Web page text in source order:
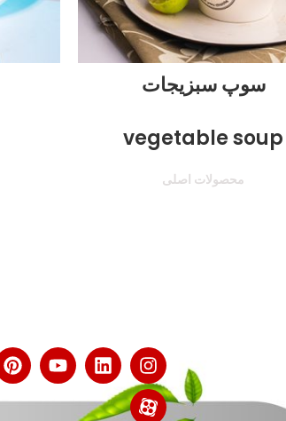
سوپ سبزیجات
vegetable soup
محصولات اصلی